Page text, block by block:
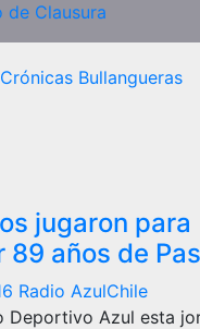
de Clausura
Crónicas Bullangueras
jugaron para
89 años de
Radio AzulChile
Deportivo Azul esta